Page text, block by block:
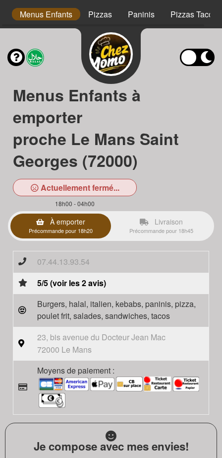
Menus Enfants Pizzas Paninis Pizzas Tacos
Menus Enfants à
emporter
proche Le Mans Saint
Georges (72000)
Actuellement fermé...
18h00 - 04h00
À emporter
Précommande pour 18h20
Livraison
Précommande pour 18h45
07.44.13.93.54
5/5 (voir les 2 avis)
Burgers, halal, italien, kebabs, paninis, pizza,
poulet frit, salades, sandwiches, tacos
23, bis avenue du Docteur Jean Mac
72000 Le Mans
Moyens de paiement :
Je compose avec mes envies!